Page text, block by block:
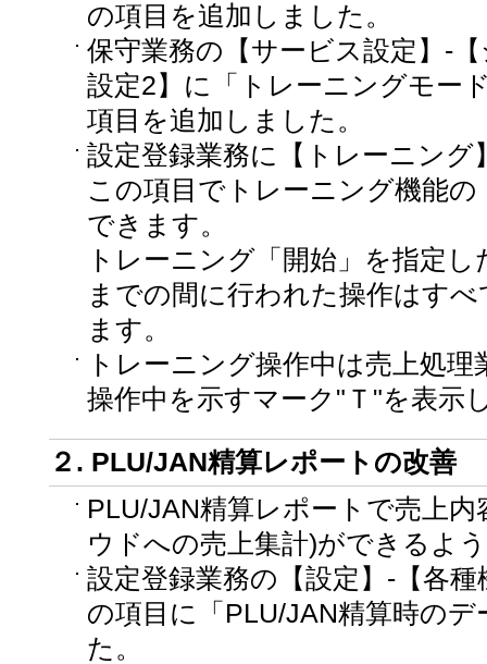
の項目を追加しました。
保守業務の【サービス設定】-
設定2】に「トレーニングモー
項目を追加しました。
設定登録業務に【トレーニン
この項目でトレーニング機能
できます。
トレーニング「開始」を指定
までの間に行われた操作はす
ます。
トレーニング操作中は売上処
操作中を示すマーク"Ｔ"を表示
２. PLU/JAN精算レポートの改善
PLU/JAN精算レポートで売上
ウドへの売上集計)ができるよ
設定登録業務の【設定】-【各
の項目に「PLU/JAN精算時の
た。